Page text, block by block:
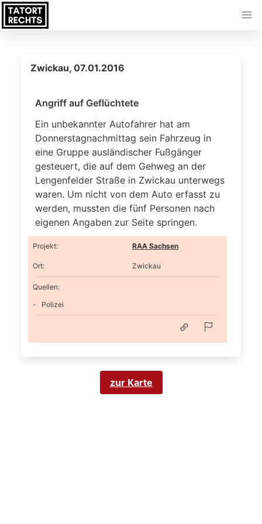
Zwickau, 07.01.2016
Angriff auf Geflüchtete
Ein unbekannter Autofahrer hat am
Donnerstagnachmittag sein Fahrzeug in
eine Gruppe ausländischer Fußgänger
gesteuert, die auf dem Gehweg an der
Lengenfelder Straße in Zwickau unterwegs
waren. Um nicht von dem Auto erfasst zu
werden, mussten die fünf Personen nach
eigenen Angaben zur Seite springen.
Projekt: RAA Sachsen
Ort: Zwickau
Quellen:
Polizei
zur Karte